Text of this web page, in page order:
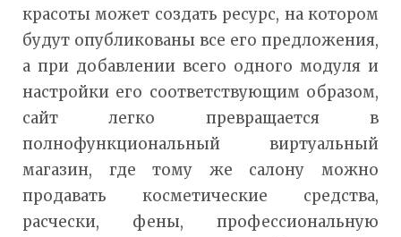
красоты может создать ресурс, на котором
будут опубликованы все его предложения,
а при добавлении всего одного модуля и
настройки его соответствующим образом,
сайт легко превращается в
полнофункциональный виртуальный
магазин, где тому же салону можно
продавать косметические средства,
расчески, фены, профессиональную